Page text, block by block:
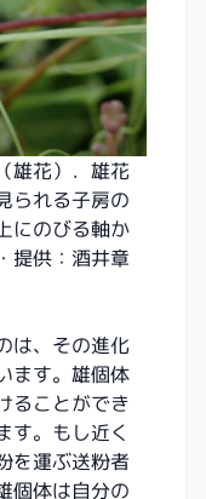
雄花）．雄花
られる子房の
にのびる軸か
提供：酒井章
は、その進化
ます。雄個体
ることができ
す。もし近く
を運ぶ送粉者
個体は自分の